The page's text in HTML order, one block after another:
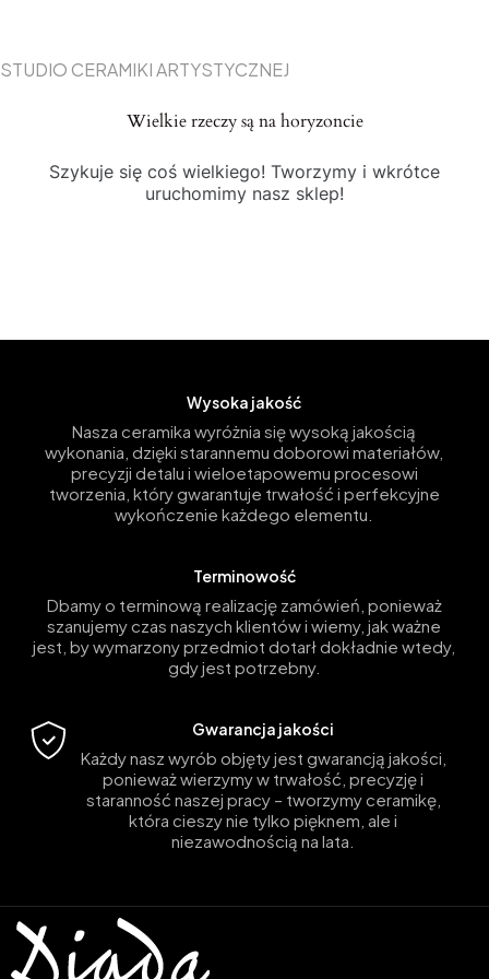
STUDIO CERAMIKI ARTYSTYCZNEJ
Wielkie rzeczy są na horyzoncie
Szykuje się coś wielkiego! Tworzymy i wkrótce
uruchomimy nasz sklep!
Wysoka jakość
Nasza ceramika wyróżnia się wysoką jakością
wykonania, dzięki starannemu doborowi materiałów,
precyzji detalu i wieloetapowemu procesowi
tworzenia, który gwarantuje trwałość i perfekcyjne
wykończenie każdego elementu.
Terminowość
Dbamy o terminową realizację zamówień, ponieważ
szanujemy czas naszych klientów i wiemy, jak ważne
jest, by wymarzony przedmiot dotarł dokładnie wtedy,
gdy jest potrzebny.
Gwarancja jakości
Każdy nasz wyrób objęty jest gwarancją jakości,
ponieważ wierzymy w trwałość, precyzję i
staranność naszej pracy – tworzymy ceramikę,
która cieszy nie tylko pięknem, ale i
niezawodnością na lata.